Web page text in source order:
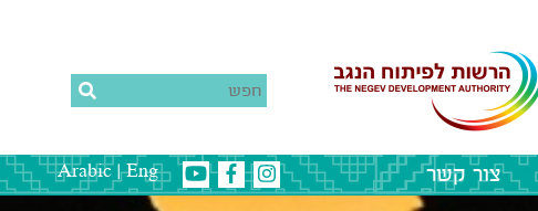
צור קשר Arabic|Eng